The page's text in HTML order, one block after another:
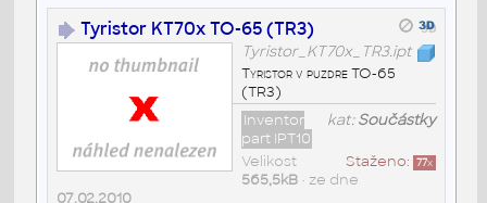
Tyristor KT70x TO-65 (TR3)
Tyristor_KT70x_TR3.ipt
Tyristor v puzdre TO-65
(TR3)
kat:Součástky
Inventor
part IPT10
Staženo: 77x
Velikost
565,5kB• ze dne
07.02.2010